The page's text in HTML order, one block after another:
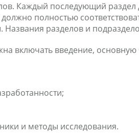
Каждый последующий
полностью
разделов и
включать введение,
и методы исследования.